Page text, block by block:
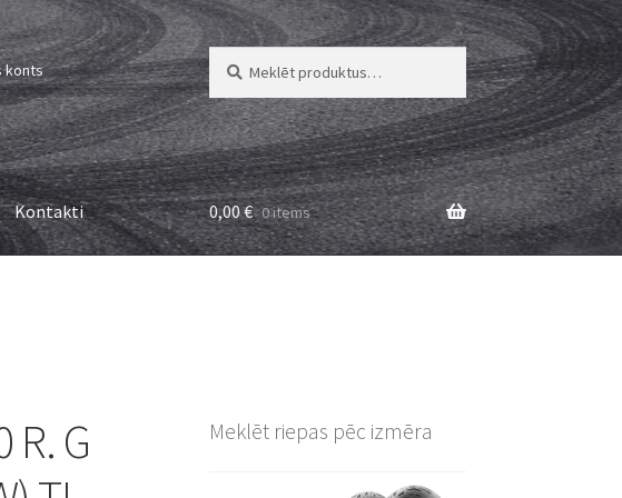
konts
Meklēt:
Meklēt
Kontakti 0,00€ 0 items
R. G
Meklēt riepas pēc izmēra